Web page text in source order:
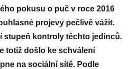
pokusu o puč v roce 2016
projevy pečlivě vážit.
stupeň kontroly těchto jedinců.
totiž došlo ke schválení
na sociální sítě. Podle